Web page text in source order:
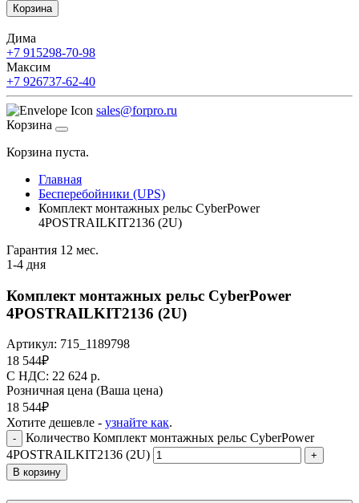
Корзина
Дима
+7 915298-70-98
Максим
+7 926737-62-40
sales@forpro.ru
Корзина
Корзина пуста.
Главная
Бесперебойники (UPS)
Комплект монтажных рельс CyberPower
4POSTRAILKIT2136 (2U)
Гарантия 12 мес.
1-4 дня
Комплект монтажных рельс CyberPower
4POSTRAILKIT2136 (2U)
Артикул: 715_1189798
18 544₽
C НДС: 22 624 р.
Розничная цена (Ваша цена)
18 544₽
Хотите дешевле - узнайте как.
-
Количество Комплект монтажных рельс CyberPower
4POSTRAILKIT2136 (2U)
+
В корзину